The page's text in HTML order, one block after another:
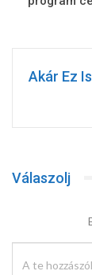
Akár Ez
Válaszolj